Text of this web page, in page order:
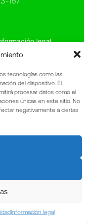
tecnologías como las
del dispositivo. El
procesar datos como el
únicas en este sitio. No
negativamente a ciertas
Información legal
legal
de privacidad
anual